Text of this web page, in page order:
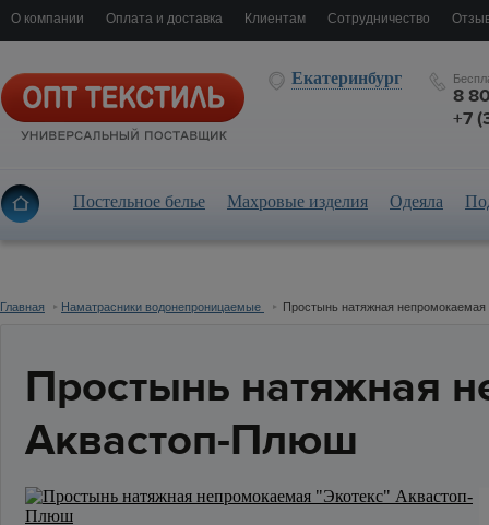
О компании Оплата и доставка Клиентам Сотрудничество
Екатеринбург
8
+7
Постельное белье Махровые изделия Одеяла
Главная Наматрасники водонепроницаемые Простынь натяжная
Простынь натяжная
Аквастоп-Плюш